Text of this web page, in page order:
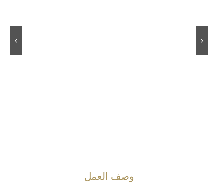
وصف العمل